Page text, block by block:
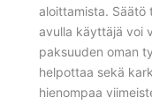
aloittamista. Säätö
avulla käyttäjä voi
paksuuden oman
helpottaa sekä
hienompaa